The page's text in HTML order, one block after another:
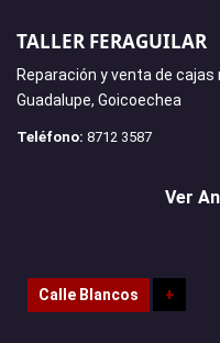
TALLER FERAGUILAR
Reparación y venta de
Guadalupe, Goicoechea
Teléfono: 8712 3587
Ver
Calle Blancos +